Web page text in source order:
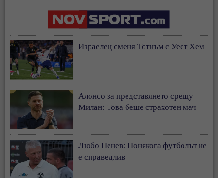
Израелец сменя Тотнъм с Уест Хем
Алонсо за представянето срещу
Милан: Това беше страхотен мач
Любо Пенев: Понякога футболът не
е справедлив